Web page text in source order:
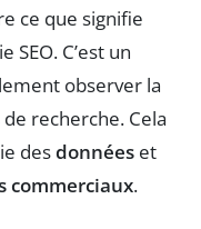
ce que signifie
SEO. C’est un
observer la
recherche. Cela
desdonnées et
commerciaux.